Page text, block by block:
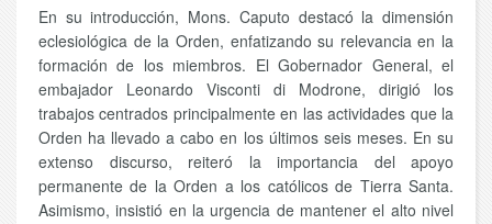
En su introducción, Mons. Caputo destacó la dimensión
eclesiológica de la Orden, enfatizando su relevancia en la
formación de los miembros. El Gobernador General, el
embajador Leonardo Visconti di Modrone, dirigió los
trabajos centrados principalmente en las actividades que la
Orden ha llevado a cabo en los últimos seis meses. En su
extenso discurso, reiteró la importancia del apoyo
permanente de la Orden a los católicos de Tierra Santa.
Asimismo, insistió en la urgencia de mantener el alto nivel